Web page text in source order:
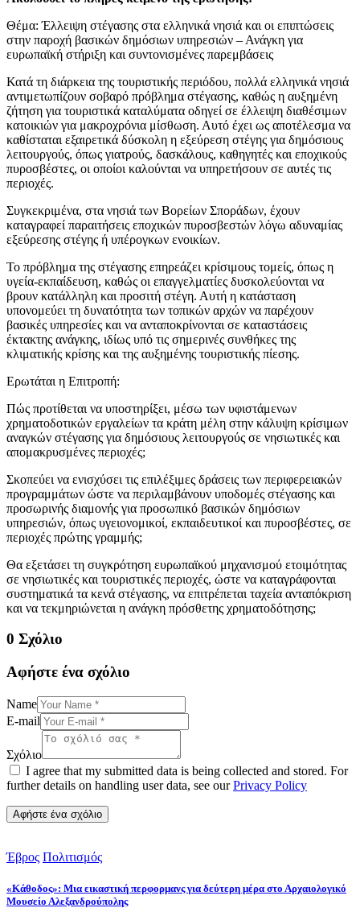
Θέμα: Έλλειψη στέγασης στα ελληνικά νησιά και οι επιπτώσεις
στην παροχή βασικών δημόσιων υπηρεσιών – Ανάγκη για
ευρωπαϊκή στήριξη και συντονισμένες παρεμβάσεις
Κατά τη διάρκεια της τουριστικής περιόδου, πολλά ελληνικά νησιά
αντιμετωπίζουν σοβαρό πρόβλημα στέγασης, καθώς η αυξημένη
ζήτηση για τουριστικά καταλύματα οδηγεί σε έλλειψη διαθέσιμων
κατοικιών για μακροχρόνια μίσθωση. Αυτό έχει ως αποτέλεσμα να
καθίσταται εξαιρετικά δύσκολη η εξεύρεση στέγης για δημόσιους
λειτουργούς, όπως γιατρούς, δασκάλους, καθηγητές και εποχικούς
πυροσβέστες, οι οποίοι καλούνται να υπηρετήσουν σε αυτές τις
περιοχές.
Συγκεκριμένα, στα νησιά των Βορείων Σποράδων, έχουν
καταγραφεί παραιτήσεις εποχικών πυροσβεστών λόγω αδυναμίας
εξεύρεσης στέγης ή υπέρογκων ενοικίων.
Το πρόβλημα της στέγασης επηρεάζει κρίσιμους τομείς, όπως η
υγεία-εκπαίδευση, καθώς οι επαγγελματίες δυσκολεύονται να
βρουν κατάλληλη και προσιτή στέγη. Αυτή η κατάσταση
υπονομεύει τη δυνατότητα των τοπικών αρχών να παρέχουν
βασικές υπηρεσίες και να ανταποκρίνονται σε καταστάσεις
έκτακτης ανάγκης, ιδίως υπό τις σημερινές συνθήκες της
κλιματικής κρίσης και της αυξημένης τουριστικής πίεσης.
Ερωτάται η Επιτροπή:
Πώς προτίθεται να υποστηρίξει, μέσω των υφιστάμενων
χρηματοδοτικών εργαλείων τα κράτη μέλη στην κάλυψη κρίσιμων
αναγκών στέγασης για δημόσιους λειτουργούς σε νησιωτικές και
απομακρυσμένες περιοχές;
Σκοπεύει να ενισχύσει τις επιλέξιμες δράσεις των περιφερειακών
προγραμμάτων ώστε να περιλαμβάνουν υποδομές στέγασης και
προσωρινής διαμονής για προσωπικό βασικών δημόσιων
υπηρεσιών, όπως υγειονομικοί, εκπαιδευτικοί και πυροσβέστες, σε
περιοχές πρώτης γραμμής;
Θα εξετάσει τη συγκρότηση ευρωπαϊκού μηχανισμού ετοιμότητας
σε νησιωτικές και τουριστικές περιοχές, ώστε να καταγράφονται
συστηματικά τα κενά στέγασης, να επιτρέπεται ταχεία ανταπόκριση
και να τεκμηριώνεται η ανάγκη πρόσθετης χρηματοδότησης;
0 Σχόλιο
Αφήστε ένα σχόλιο
Name
E-mail
Σχόλιο
I agree that my submitted data is being collected and stored. For
further details on handling user data, see ourPrivacy Policy
Έβρος Πολιτισμός
«Κάθοδος»: Μια εικαστική περφορμανς για δεύτερη μέρα στο Αρχαιολογικό
Μουσείο Αλεξανδρούπολης